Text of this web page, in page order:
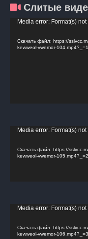
Слитые
Видеоплеер
Media error: Format(s)
Скачать файл: https://
kewweol-vwemor-104.mp4?_=1
Видеоплеер
Media error: Format(s)
Скачать файл: https://
kewweol-vwemor-105.mp4?_=2
Видеоплеер
Media error: Format(s)
Скачать файл: https://
kewweol-vwemor-106.mp4?_=3